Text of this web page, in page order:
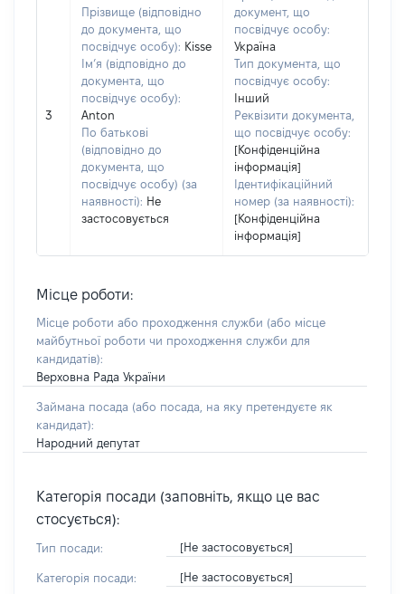
3
Прізвище (відповідно
до документа, що
посвідчує особу): Kisse
Ім’я (відповідно до
документа, що
посвідчує особу):
Anton
По батькові
(відповідно до
документа, що
посвідчує особу) (за
наявності): Не
застосовується
документ, що
посвідчує особу:
Україна
Тип документа, що
посвідчує особу:
Інший
Реквізити документа,
що посвідчує особу:
[Конфіденційна
інформація]
Ідентифікаційний
номер (за наявності):
[Конфіденційна
інформація]
Місце роботи:
Місце роботи або проходження служби (або місце
майбутньої роботи чи проходження служби для
кандидатів):
Верховна Рада України
Займана посада (або посада, на яку претендуєте як
кандидат):
Народний депутат
Категорія посади (заповніть, якщо це вас
стосується):
Тип посади: [Не застосовується]
Категорія посади: [Не застосовується]